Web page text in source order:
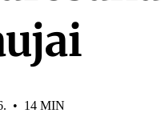
• 14 MIN